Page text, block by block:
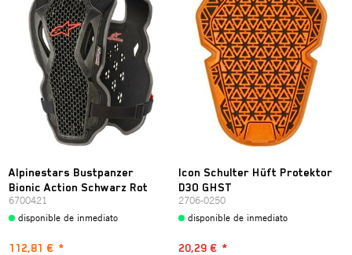
Alpinestars Bustpanzer
Bionic Action Schwarz Rot
6700421
disponible de inmediato
112,81 € *
Icon Schulter Hüft Protektor
D3O GHST
2706-0250
disponible de inmediato
20,29 € *